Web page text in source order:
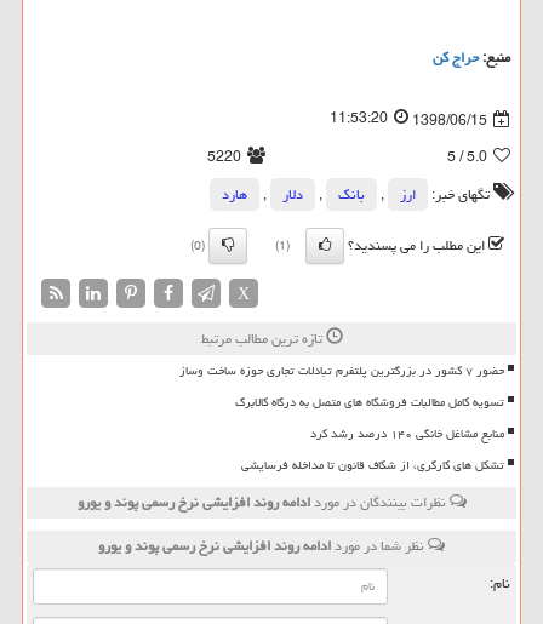
منبع:حراج كن
1398/06/15
11:53:20
5.0
/ 5
5220
تگهای خبر:
ارز , بانك , دلار ,
هارد
این مطلب را می پسندید؟
(1)
(0)
X
تازه ترین مطالب مرتبط
حضور ۷ کشور در بزرگترین پلتفرم تبادلات تجاری حوزه ساخت وساز
تسویه کامل مطالبات فروشگاه های متصل به درگاه کالابرگ
منابع مشاغل خانگی ۱۴۰ درصد رشد کرد
تشکل های کارگری، از شکاف قانون تا مداخله فرسایشی
نظرات بینندگان در موردادامه روند افزایشی نرخ رسمی پوند و یورو
نظر شما در موردادامه روند افزایشی نرخ رسمی پوند و یورو
نام: